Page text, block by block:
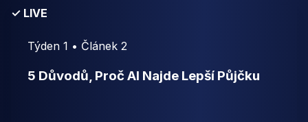
✓ LIVE
Týden 1 • Článek 2
5 Důvodů, Proč AI Najde Lepší Půjčku